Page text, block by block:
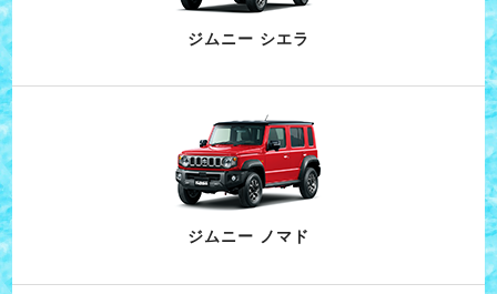
ジムニー シエラ
ジムニー ノマド